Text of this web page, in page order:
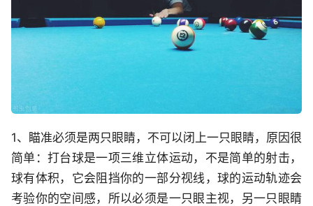
1、瞄准必须是两只眼睛，不可以闭上一只眼睛，原因很
简单：打台球是一项三维立体运动，不是简单的射击，
球有体积，它会阻挡你的一部分视线，球的运动轨迹会
考验你的空间感，所以必须是一只眼主视，另一只眼睛